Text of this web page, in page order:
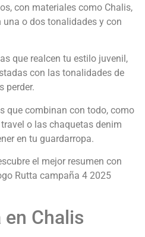
con materiales como Chalis,
una o dos tonalidades y con
que realcen tu estilo juvenil,
con las tonalidades de
perder.
que combinan con todo, como
o las chaquetas denim
en tu guardarropa.
el mejor resumen con
Rutta campaña 4 2025
Chalis